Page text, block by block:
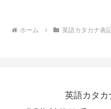
ホーム 英語カタカナ表
英語カタ